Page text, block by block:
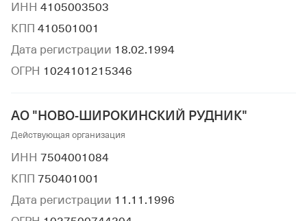
ИНН 4105003503
КПП 410501001
Дата регистрации 18.02.1994
ОГРН 1024101215346
АО "НОВО-ШИРОКИНСКИЙ РУДНИК"
Действующая организация
ИНН 7504001084
КПП 750401001
Дата регистрации 11.11.1996